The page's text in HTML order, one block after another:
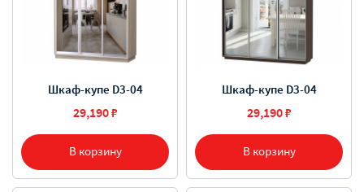
В корзину
Шкаф-купе D3-04
29,190 ₽
В корзину
Шкаф-купе D3-04
29,190 ₽